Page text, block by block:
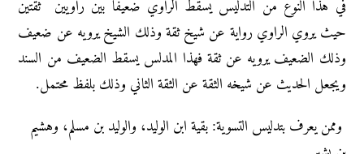
في هذا النوع من التدليس يسقط الراوي ضعيفا بين راويين ثقتين
حيث يروي الراوي رواية عن شيخ ثقة وذلك الشيخ يرويه عن ضعيف
وذلك الضعيف يرويه عن ثقة فهذا المدلس يسقط الضعيف من السند
ويجعل الحديث عن شيخه الثقة عن الثقة الثاني وذلك بلفظ محتمل.
وممن يعرف بتدليس التسوية: بقية ابن الوليد، والوليد بن مسلم، وهشيم